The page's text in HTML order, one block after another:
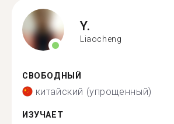
Y.
Liaocheng
СВОБОДНЫЙ
китайский (упрощенный)
ИЗУЧАЕТ